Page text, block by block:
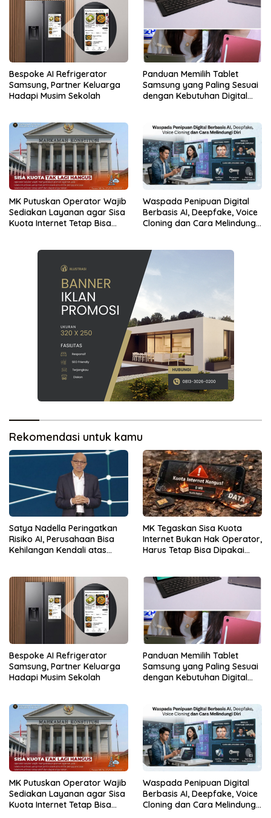
Bespoke AI Refrigerator
Samsung, Partner Keluarga
Hadapi Musim Sekolah
Panduan Memilih Tablet
Samsung yang Paling Sesuai
dengan Kebutuhan Digital
MK Putuskan Operator Wajib
Sediakan Layanan agar Sisa
Kuota Internet Tetap Bisa
Waspada Penipuan Digital
Berbasis AI, Deepfake, Voice
Cloning dan Cara Melindungi
Rekomendasi untuk kamu
Satya Nadella Peringatkan
Risiko AI, Perusahaan Bisa
Kehilangan Kendali atas
MK Tegaskan Sisa Kuota
Internet Bukan Hak Operator,
Harus Tetap Bisa Dipakai
Bespoke AI Refrigerator
Samsung, Partner Keluarga
Hadapi Musim Sekolah
Panduan Memilih Tablet
Samsung yang Paling Sesuai
dengan Kebutuhan Digital
MK Putuskan Operator Wajib
Sediakan Layanan agar Sisa
Kuota Internet Tetap Bisa
Waspada Penipuan Digital
Berbasis AI, Deepfake, Voice
Cloning dan Cara Melindungi